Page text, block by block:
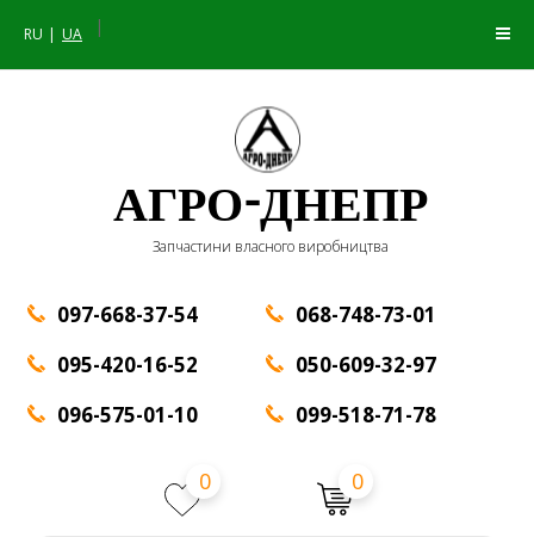
RU UA |
АГРО-ДНЕПР
Запчастини власного виробництва
097-668-37-54
095-420-16-52
096-575-01-10
068-748-73-01
050-609-32-97
099-518-71-78
0 0